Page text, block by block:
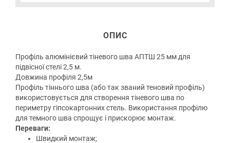
ОПИС
Профіль алюмінієвий тіневого шва АПТШ 25 мм для
підвісної стелі 2,5 м.
Довжина профіля 2,5м
Профіль тіннього шва (або так званий теновий профіль)
використовується для створення тіневого шва по
периметру гіпсокартонних стель. Використання профілю
для темного шва спрощує і прискорює монтаж.
Переваги:
Швидкий монтаж;